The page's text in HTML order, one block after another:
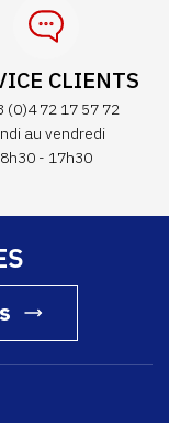
CLIENTS
(0)4 72 17 57 72
au vendredi
8h30 - 17h30